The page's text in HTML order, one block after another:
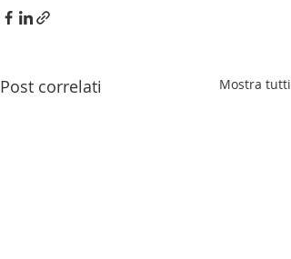
Post correlati Mostra tutti